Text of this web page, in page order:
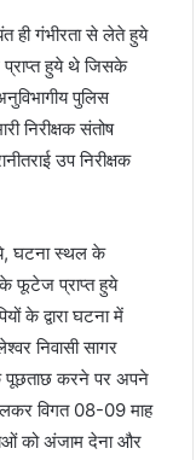
ही गंभीरता से लेते हुये
प्राप्त हुये थे जिसके
पुलिस
निरीक्षक संतोष
उप निरीक्षक
घटना स्थल के
फूटेज प्राप्त हुये
के द्वारा घटना में
निवासी सागर
पूछताछ करने पर अपने
विगत 08-09 माह
को अंजाम देना और